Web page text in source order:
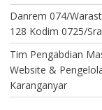
Danrem 074/
128 Kodim 0725/
Tim Pengabdian
Website &
Karanganyar